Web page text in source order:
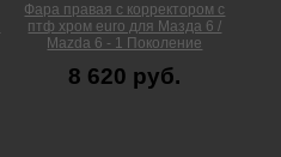
Фара правая с корректором с
птф хром euro для Мазда 6 /
Mazda 6 - 1 Поколение
8 620 руб.